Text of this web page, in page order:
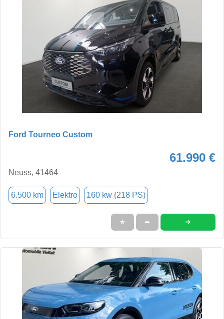
Ford Tourneo Custom
61.990 €
Neuss, 41464
6.500 km Elektro 160 kw (218 PS)
★ ➦ ➜